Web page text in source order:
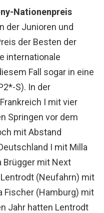
Nationenpreis
der Junioren und
der Besten der
internationale
Fall sogar in eine
S). In der
I mit vier
Springen vor dem
mit Abstand
I mit Milla
Brügger mit Next
(Neufahrn) mit
Fischer (Hamburg) mit
Jahr hatten Lentrodt